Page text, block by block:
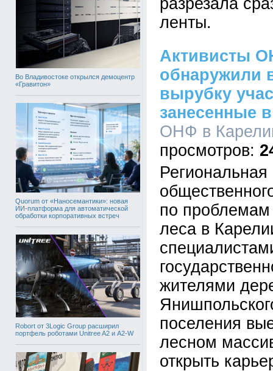
Во Владивостоке открылся демоцентр
«Гравитон»
Quorum от «Наносемантики»: новая
ИИ-платформа для автоматической
обработки корпоративных встреч
Robort от 3Logic Group расширил
портфель роботами Unitree A2 и A2-W
разрезала
ленты.
Активисты
обнаружили
вырубку
занесенные
ОНФ в
Региональная
по проблемам
леса в
жителями
поселения
лесном
открыть